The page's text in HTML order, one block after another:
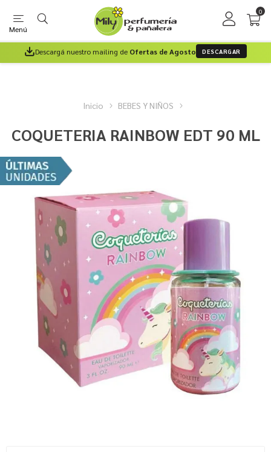
Menú
0
Descargá nuestro mailing de Ofertas de Agosto DESCARGAR
Inicio BEBES Y NIÑOS
COQUETERIA RAINBOW EDT 90 ML